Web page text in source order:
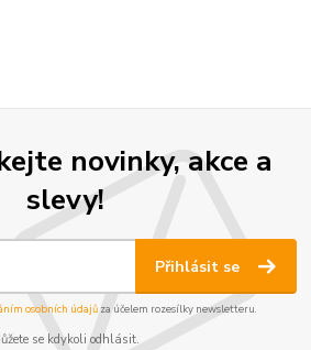
novinky, akce a
slevy!
Přihlásit se
osobních údajůza účelem rozesílky newsletteru.
se kdykoli odhlásit.